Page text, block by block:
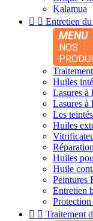
Kalamua
  Entretien
MENU
NOS
Huiles
Lasures à
Lasures à
Les teintés
Huiles
Huiles
Huile
Peintures
Entretien
  Traitement